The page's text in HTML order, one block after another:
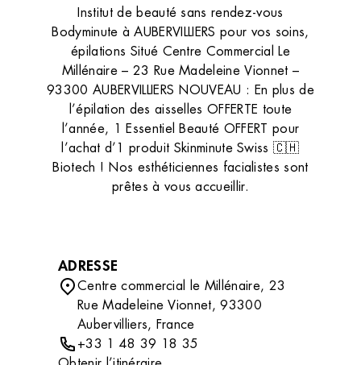
Institut de beauté sans rendez-vous
Bodyminute à AUBERVILLIERS pour vos soins,
épilations Situé Centre Commercial Le
Millénaire – 23 Rue Madeleine Vionnet –
93300 AUBERVILLIERS NOUVEAU : En plus de
l’épilation des aisselles OFFERTE toute
l’année, 1 Essentiel Beauté OFFERT pour
l’achat d’1 produit Skinminute Swiss 🇨🇭
Biotech ! Nos esthéticiennes facialistes sont
prêtes à vous accueillir.
ADRESSE
Centre commercial le Millénaire, 23
Rue Madeleine Vionnet, 93300
Aubervilliers, France
+33 1 48 39 18 35